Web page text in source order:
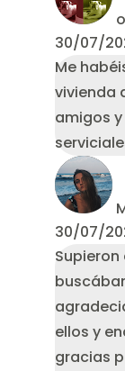
30/07/
Me
vivienda
amigos
30/07/
ellos y
gracias